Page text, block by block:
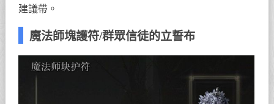
建議帶。
魔法師塊護符/群眾信徒的立誓布